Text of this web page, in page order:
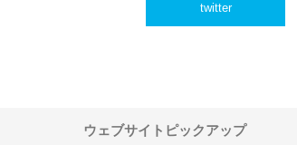
twitter
ウェブサイトピックアップ